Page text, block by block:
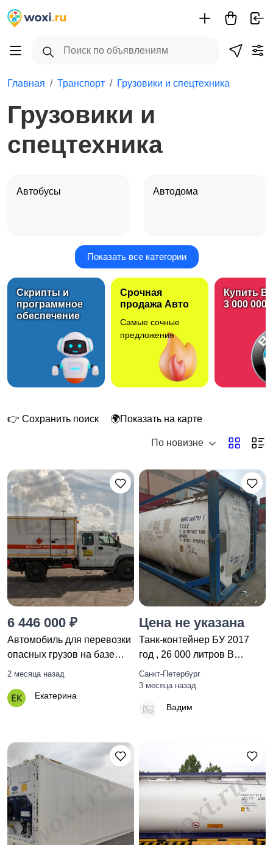
Главная Транспорт Грузовики и спецтехника
Грузовики и
спецтехника
Автобусы Автодома
Бульдозеры
Коммунальная
техника
транспорт
оборудование
Погрузчики Прицепы
Сельхозтехника Строительная техника
лесозаготовки
Другое
Показать все категории
Скрипты и
программное
обеспечение
Срочная
продажа Авто
Самые сочные
предложения
Купить
3 000 000
👉 Сохранить поиск 🌍Показать на карте
По новизне
6 446 000 ₽
Автомобиль для перевозки
опасных грузов на базе
С42А43
2 месяца назад
Екатерина
Цена не указана
Танк-контейнер БУ 2017
год , 26 000 литров В
Наличии
Санкт-Петербург
3 месяца назад
Вадим